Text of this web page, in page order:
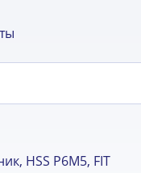
HSS Р6М5, FIT